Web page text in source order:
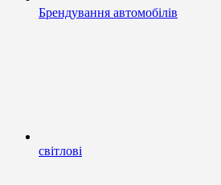
Брендування автомобілів
світлові